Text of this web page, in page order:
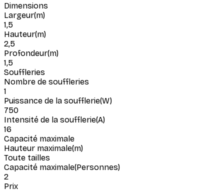
Dimensions
Largeur(m)
1,5
Hauteur(m)
2,5
Profondeur(m)
1,5
Souffleries
Nombre de souffleries
1
Puissance de la soufflerie(W)
750
Intensité de la soufflerie(A)
16
Capacité maximale
Hauteur maximale(m)
Toute tailles
Capacité maximale(Personnes)
2
Prix